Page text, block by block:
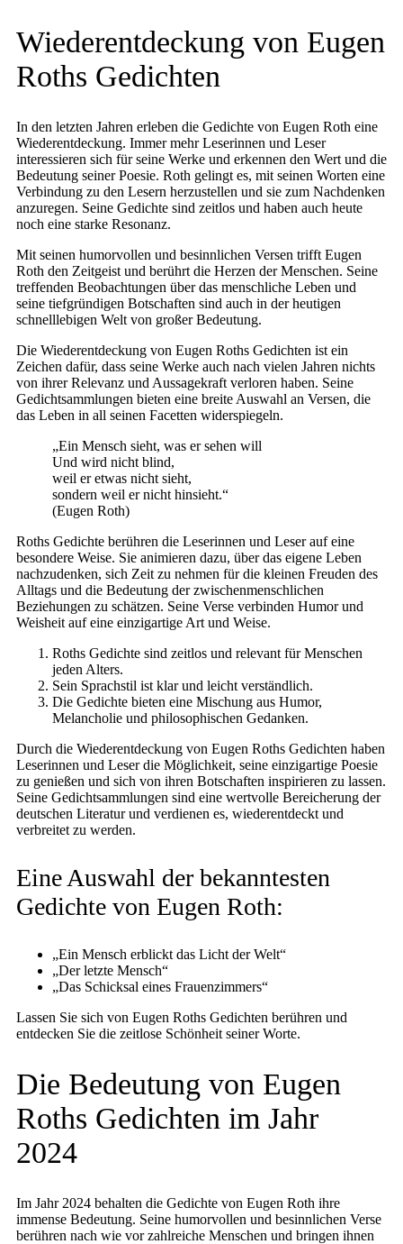
Wiederentdeckung von Eugen
Roths Gedichten
In den letzten Jahren erleben die Gedichte von Eugen Roth eine
Wiederentdeckung. Immer mehr Leserinnen und Leser
interessieren sich für seine Werke und erkennen den Wert und die
Bedeutung seiner Poesie. Roth gelingt es, mit seinen Worten eine
Verbindung zu den Lesern herzustellen und sie zum Nachdenken
anzuregen. Seine Gedichte sind zeitlos und haben auch heute
noch eine starke Resonanz.
Mit seinen humorvollen und besinnlichen Versen trifft Eugen
Roth den Zeitgeist und berührt die Herzen der Menschen. Seine
treffenden Beobachtungen über das menschliche Leben und
seine tiefgründigen Botschaften sind auch in der heutigen
schnelllebigen Welt von großer Bedeutung.
Die Wiederentdeckung von Eugen Roths Gedichten ist ein
Zeichen dafür, dass seine Werke auch nach vielen Jahren nichts
von ihrer Relevanz und Aussagekraft verloren haben. Seine
Gedichtsammlungen bieten eine breite Auswahl an Versen, die
das Leben in all seinen Facetten widerspiegeln.
„Ein Mensch sieht, was er sehen will
Und wird nicht blind,
weil er etwas nicht sieht,
sondern weil er nicht hinsieht.“
(Eugen Roth)
Roths Gedichte berühren die Leserinnen und Leser auf eine
besondere Weise. Sie animieren dazu, über das eigene Leben
nachzudenken, sich Zeit zu nehmen für die kleinen Freuden des
Alltags und die Bedeutung der zwischenmenschlichen
Beziehungen zu schätzen. Seine Verse verbinden Humor und
Weisheit auf eine einzigartige Art und Weise.
Roths Gedichte sind zeitlos und relevant für Menschen
jeden Alters.
Sein Sprachstil ist klar und leicht verständlich.
Die Gedichte bieten eine Mischung aus Humor,
Melancholie und philosophischen Gedanken.
Durch die Wiederentdeckung von Eugen Roths Gedichten haben
Leserinnen und Leser die Möglichkeit, seine einzigartige Poesie
zu genießen und sich von ihren Botschaften inspirieren zu lassen.
Seine Gedichtsammlungen sind eine wertvolle Bereicherung der
deutschen Literatur und verdienen es, wiederentdeckt und
verbreitet zu werden.
Eine Auswahl der bekanntesten
Gedichte von Eugen Roth:
„Ein Mensch erblickt das Licht der Welt“
„Der letzte Mensch“
„Das Schicksal eines Frauenzimmers“
Lassen Sie sich von Eugen Roths Gedichten berühren und
entdecken Sie die zeitlose Schönheit seiner Worte.
Die Bedeutung von Eugen
Roths Gedichten im Jahr
2024
Im Jahr 2024 behalten die Gedichte von Eugen Roth ihre
immense Bedeutung. Seine humorvollen und besinnlichen Verse
berühren nach wie vor zahlreiche Menschen und bringen ihnen